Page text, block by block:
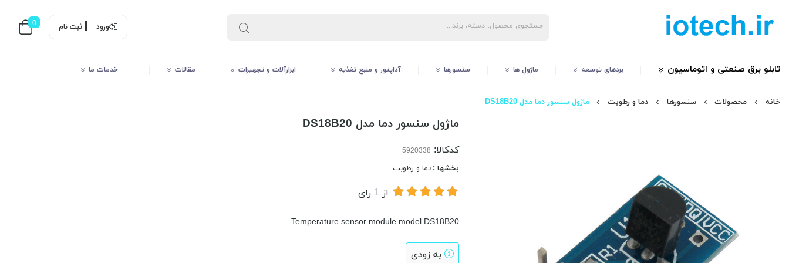
ورود ثبت نام 0
تابلو برق صنعتی و اتوماسیون بردهای توسعه ماژول ها سنسورها آداپتور و منبع تغذیه ابزارآلات و تجهیزات مقالات خدمات ما
خانه محصولات سنسورها دما و رطوبت ماژول سنسور دما مدل DS18B20
ماژول سنسور دما مدل DS18B20
کدکالا:
بخشها :دما و رطوبت
از 1 رای
Temperature sensor module model DS18B20
به زودی